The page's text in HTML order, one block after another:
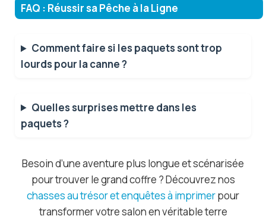
FAQ : Réussir sa Pêche à la Ligne
Comment faire si les paquets sont trop
lourds pour la canne ?
Quelles surprises mettre dans les
paquets ?
Besoin d’une aventure plus longue et scénarisée
pour trouver le grand coffre ? Découvrez nos
chasses au trésor et enquêtes à imprimerpour
transformer votre salon en véritable terre